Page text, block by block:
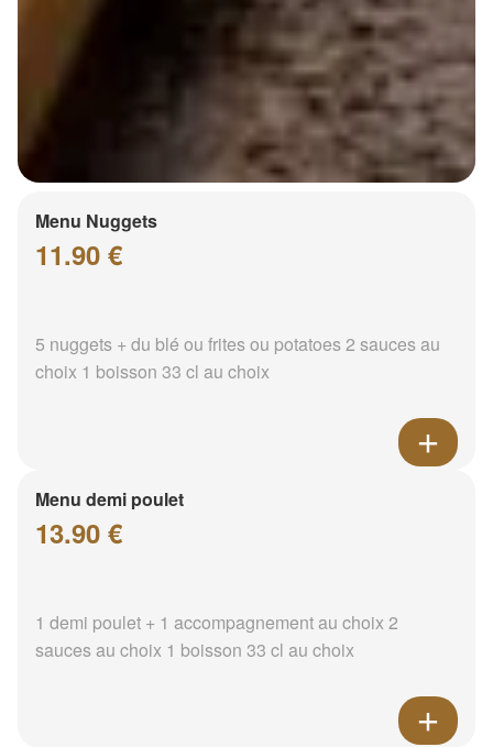
Menu Nuggets
11.90 €
5 nuggets + du blé ou frites ou potatoes 2 sauces au
choix 1 boisson 33 cl au choix
Menu demi poulet
13.90 €
1 demi poulet + 1 accompagnement au choix 2
sauces au choix 1 boisson 33 cl au choix